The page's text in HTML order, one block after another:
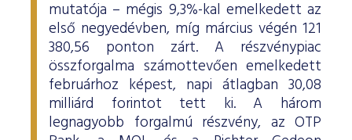
mutatója – mégis 9,3%-kal emelkedett az
első negyedévben, míg március végén 121
380,56 ponton zárt. A részvénypiac
összforgalma számottevően emelkedett
februárhoz képest, napi átlagban 30,08
milliárd forintot tett ki. A három
legnagyobb forgalmú részvény, az OTP